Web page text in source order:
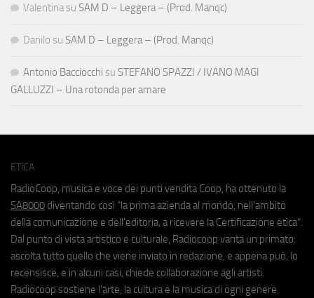
Valentina su SAM D – Leggera – (Prod. Manqc)
Danilo su SAM D – Leggera – (Prod. Manqc)
Antonio Bacciocchi su STEFANO SPAZZI / IVANO MAGI
GALLUZZI – Una rotonda per amare
ETICA
RadioCoop, musica e voce dei punti vendita Coop, ha ottenuto la
SA8000 diventando così "la prima azienda al mondo, nell'ambito
della comunicazione e dell'editoria, a ricevere la Certificazione etica".
Dal punto di vista artistico e culturale, Radiocoop vanta un primato:
ascolta tutto quello che viene inviato in redazione, e appena può, lo
recensisce, e in alcuni casi, chiede collaborazione agli artisti.
Radiocoop sostiene l'arte, la cultura e la musica di ogni genere.